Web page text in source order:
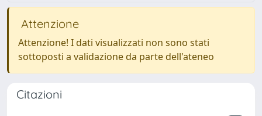
Attenzione
Attenzione! I dati visualizzati non sono stati
sottoposti a validazione da parte dell'ateneo
Citazioni